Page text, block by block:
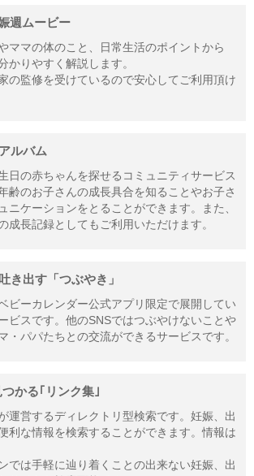
週ムービー
ママの体のこと、日常生活のポイントから
かりやすく解説します。
の監修を受けているので安心してご利用頂け
ルバム
日の赤ちゃんを探せるコミュニティサービス
齢のお子さんの成長具合を知ることやお子さ
ニケーションをとることができます。また、
成長記録としてもご利用いただけます。
き出す「つぶやき」
ビーカレンダー公式アプリ限定で展開してい
ビスです。他のSNSではつぶやけないことや
・パパたちとの交流ができるサービスです。
かる｢リンク集｣
運営するディレクトリ型検索です。妊娠、出
利な情報を検索することができます。情報は
では手軽に辿り着くことの出来ない妊娠、出